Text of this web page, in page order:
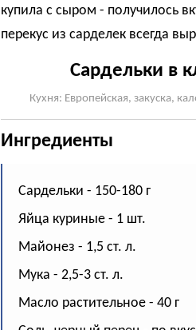
купила с сыром - получилось
перекус из сарделек всегда
Сардельки в
Кухня: Европейская, закуска,
Ингредиенты
Сардельки - 150-180 г
Яйца куриные - 1 шт.
Майонез - 1,5 ст. л.
Мука - 2,5-3 ст. л.
Масло растительное - 40 г